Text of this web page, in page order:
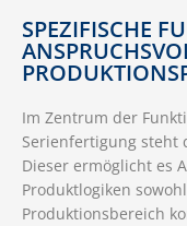
SPEZIFISCHE
Im Zentrum der
Serienfertigung steht
Dieser ermöglicht es
Produktlogiken
Produktionsbereich